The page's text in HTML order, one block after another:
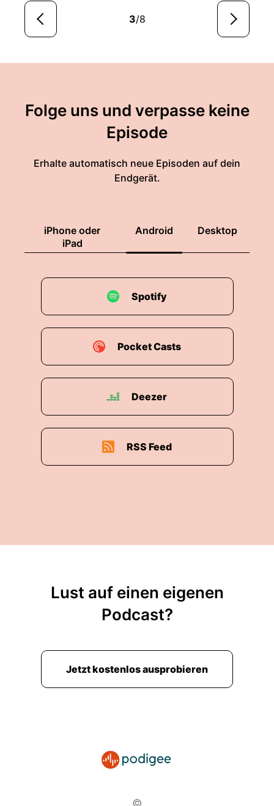
3/8
Folge uns und verpasse keine
Episode
Erhalte automatisch neue Episoden auf dein
Endgerät.
iPhone oder
iPad
Android Desktop
Spotify
Pocket Casts
Deezer
RSS Feed
Lust auf einen eigenen
Podcast?
Jetzt kostenlos ausprobieren
©